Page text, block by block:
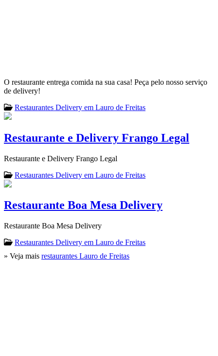
O restaurante entrega comida na sua casa! Peça pelo nosso serviço
de delivery!
Restaurantes Delivery em Lauro de Freitas
Restaurante e Delivery Frango Legal
Restaurante e Delivery Frango Legal
Restaurantes Delivery em Lauro de Freitas
Restaurante Boa Mesa Delivery
Restaurante Boa Mesa Delivery
Restaurantes Delivery em Lauro de Freitas
» Veja mais restaurantes Lauro de Freitas